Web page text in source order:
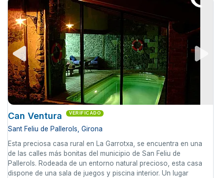
Can Ventura VERIFICADO
Sant Feliu de Pallerols, Girona
Esta preciosa casa rural en La Garrotxa, se encuentra en una
de las calles más bonitas del municipio de San Feliu de
Pallerols. Rodeada de un entorno natural precioso, esta casa
dispone de una sala de juegos y piscina interior. Un lugar